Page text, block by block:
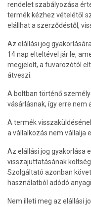
rendelet szabályozása
termék kézhez vételétől
elállhat a szerződéstől,
Az elállási jog
14 nap elteltével jár le,
megjelölt, a fuvarozótól
átveszi.
A boltban történő
vásárlásnak, így erre nem
A termék
a vállalkozás nem vállalja
Az elállási jog gyakorlása
visszajuttatásának
Szolgáltató azonban
használatból adódó
Nem illeti meg az elállási